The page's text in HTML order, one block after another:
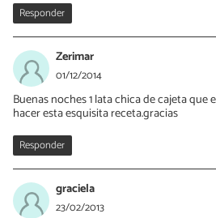
Responder
Zerimar
01/12/2014
Buenas noches 1 lata chica de cajeta que
hacer esta esquisita receta.gracias
Responder
graciela
23/02/2013